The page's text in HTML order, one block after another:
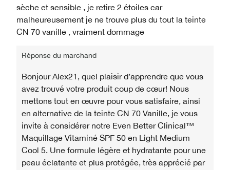
sèche et sensible , je retire 2 étoiles car
malheureusement je ne trouve plus du tout la teinte
CN 70 vanille , vraiment dommage
Réponse du marchand
Bonjour Alex21, quel plaisir d’apprendre que vous
avez trouvé votre produit coup de cœur! Nous
mettons tout en œuvre pour vous satisfaire, ainsi
en alternative de la teinte CN 70 Vanille, je vous
invite à considérer notre Even Better Clinical™
Maquillage Vitaminé SPF 50 en Light Medium
Cool 5. Une formule légère et hydratante pour une
peau éclatante et plus protégée, très apprécié par